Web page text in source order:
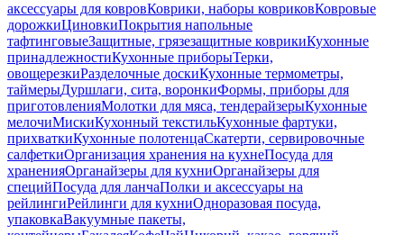
аксессуары для ковровКоврики, наборы ковриковКовровые
дорожкиЦиновкиПокрытия напольные
тафтинговыеЗащитные, грязезащитные коврикиКухонные
принадлежностиКухонные приборыТерки,
овощерезкиРазделочные доскиКухонные термометры,
таймерыДуршлаги, сита, воронкиФормы, приборы для
приготовленияМолотки для мяса, тендерайзерыКухонные
мелочиМискиКухонный текстильКухонные фартуки,
прихваткиКухонные полотенцаСкатерти, сервировочные
салфеткиОрганизация хранения на кухнеПосуда для
храненияОрганайзеры для кухниОрганайзеры для
специйПосуда для ланчаПолки и аксессуары на
рейлингиРейлинги для кухниОдноразовая посуда,
упаковкаВакуумные пакеты,